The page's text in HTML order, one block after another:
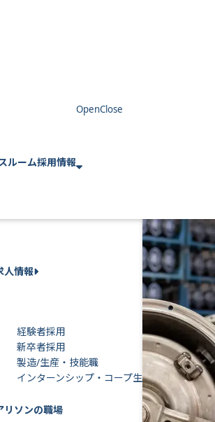
ルーム採用情報
人情報
経験者採用
新卒者採用
製造/生産・技能職
インターンシップ・コープ生
リソンの職場